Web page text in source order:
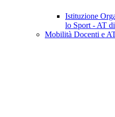
Istituzione
lo Sport - AT
Mobilità Docenti e